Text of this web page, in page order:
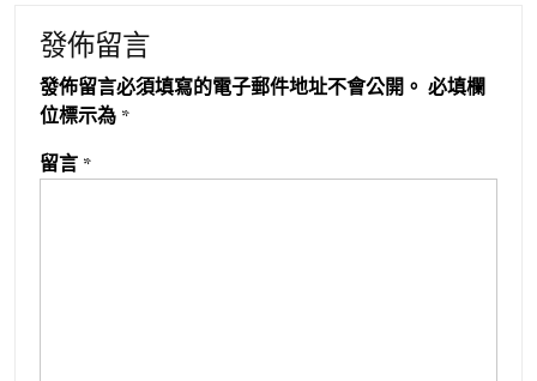
發佈留言
發佈留言必須填寫的電子郵件地址不會公開。 必填欄
位標示為 *
留言 *